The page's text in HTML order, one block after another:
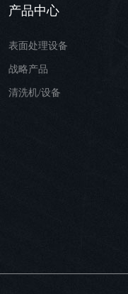
产品中心
表面处理设备
战略产品
清洗机/设备